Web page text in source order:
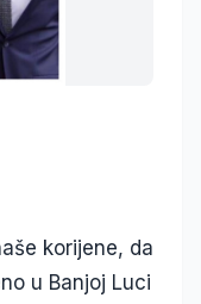
korijene, da
u Banjoj Luci